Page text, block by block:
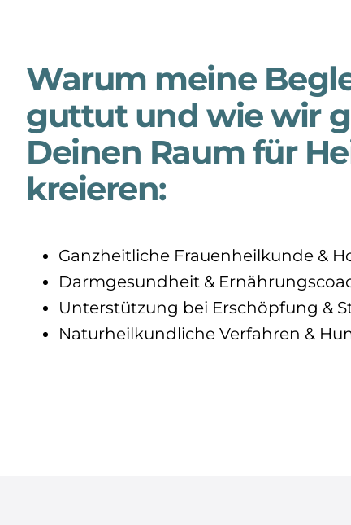
Warum meine
guttut und wie wir
Deinen Raum für
kreieren:
Ganzheitliche Frauenheilkunde &
Darmgesundheit &
Unterstützung bei Erschöpfung &
Naturheilkundliche Verfahren &